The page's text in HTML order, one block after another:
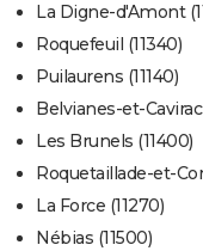
La Digne-d'Amont
Roquefeuil (11340)
Puilaurens (11140)
Belvianes-et-Cavirac
Les Brunels (11400)
Roquetaillade-et-
La Force (11270)
Nébias (11500)